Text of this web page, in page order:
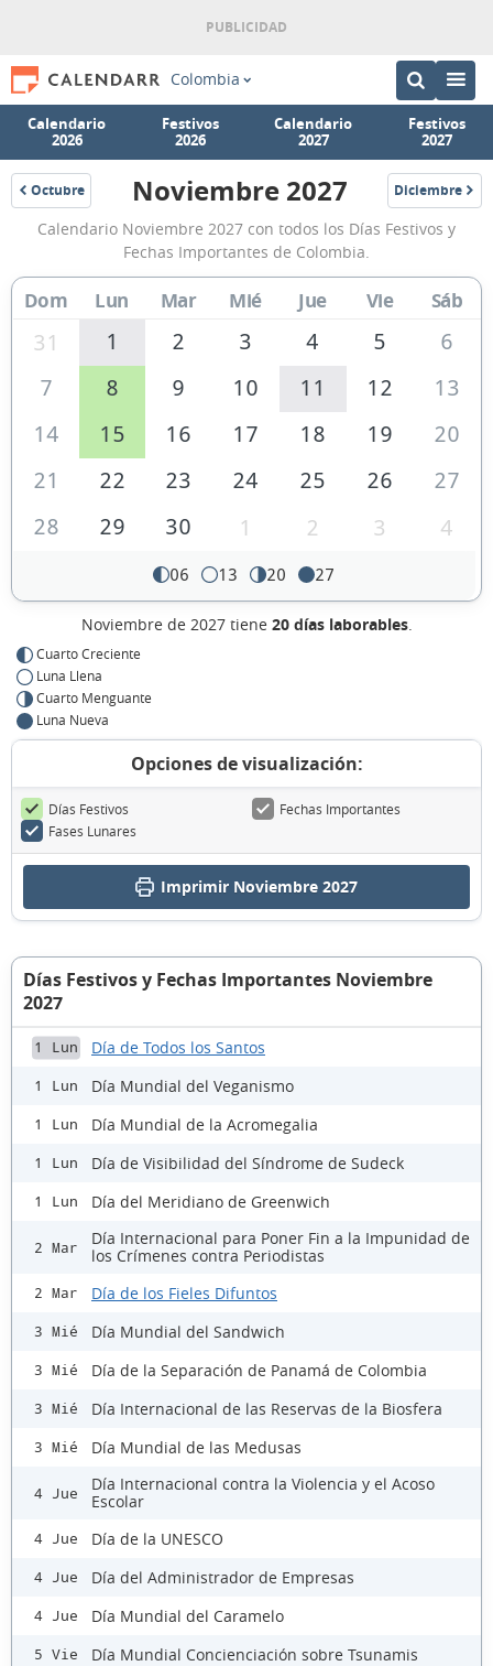
Colombia
Calendario
2026
Festivos
2026
Calendario
2027
Festivos
2027
Octubre
2027
Calendario
Noviembre
2027
de
Colombia
Noviembre 2027 Diciembre
2027
Calendario Noviembre 2027 con todos los Días Festivos y
Fechas Importantes de Colombia.
Dom Lun Mar Mié Jue Vie Sáb
31 1 2 3 4 5
6
7
8 9 10 11 12
13
14
15 16 17 18 19
20
21
22 23 24 25 26
27
28
29 30 1 2 3 4
06 13 20 27
Noviembre de 2027 tiene 20 días laborables.
Cuarto Creciente
Luna Llena
Cuarto Menguante
Luna Nueva
Opciones de visualización:
Días Festivos
Fechas Importantes
Fases Lunares
Imprimir Noviembre 2027
Días Festivos y Fechas Importantes Noviembre
2027
1 Lun Día de Todos los Santos
1 Lun Día Mundial del Veganismo
1 Lun Día Mundial de la Acromegalia
1 Lun Día de Visibilidad del Síndrome de Sudeck
1 Lun Día del Meridiano de Greenwich
2 Mar
Día Internacional para Poner Fin a la Impunidad de
los Crímenes contra Periodistas
2 Mar Día de los Fieles Difuntos
3 Mié Día Mundial del Sandwich
3 Mié Día de la Separación de Panamá de Colombia
3 Mié Día Internacional de las Reservas de la Biosfera
3 Mié Día Mundial de las Medusas
4 Jue
Día Internacional contra la Violencia y el Acoso
Escolar
4 Jue Día de la UNESCO
4 Jue Día del Administrador de Empresas
4 Jue Día Mundial del Caramelo
5 Vie Día Mundial Concienciación sobre Tsunamis